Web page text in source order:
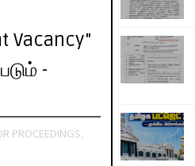
Vacancy"
-
PROCEEDINGS,